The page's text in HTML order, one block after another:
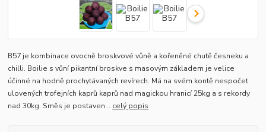
B57 je kombinace ovocně broskvové vůně a kořeněné chutě česneku a
chilli. Boilie s vůní pikantní broskve s masovým základem je velice
účinné na hodně prochytávaných revírech. Má na svém kontě nespočet
ulovených trofejních kaprů kaprů nad magickou hranicí 25kg a s rekordy
nad 30kg. Směs je postaven... celý popis